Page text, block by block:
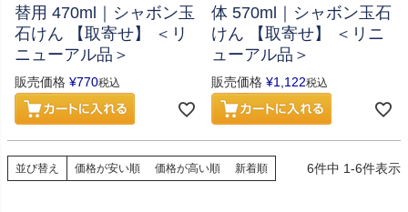
替用 470ml｜シャボン玉
石けん 【取寄せ】 ＜リ
ニューアル品＞
販売価格 ¥770税込
体 570ml｜シャボン玉石
けん 【取寄せ】 ＜リニ
ューアル品＞
販売価格 ¥1,122税込
並び替え 価格が安い順 価格が高い順 新着順 6件中 1-6件表示